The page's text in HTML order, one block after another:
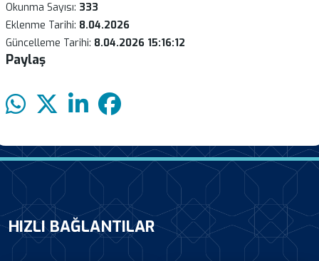
Okunma Sayısı: 333
Eklenme Tarihi: 8.04.2026
Güncelleme Tarihi: 8.04.2026 15:16:12
Paylaş
HIZLI BAĞLANTILAR